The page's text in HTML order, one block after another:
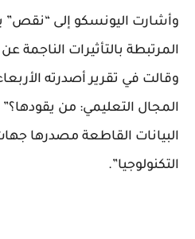
وأشارت اليونسكو إلى “نقص”
المرتبطة بالتأثيرات الناجمة
وقالت في تقرير أصدرته
المجال التعليمي: من
البيانات القاطعة مصدرها
التكنولوجيا”.